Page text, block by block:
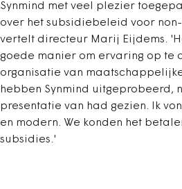
Synmind met veel plezier
over het subsidiebeleid voor
vertelt directeur Marij Eijdems.
goede manier om ervaring op te
organisatie van
hebben Synmind uitgeprobeerd,
presentatie van had gezien. Ik
en modern. We konden het
subsidies.'